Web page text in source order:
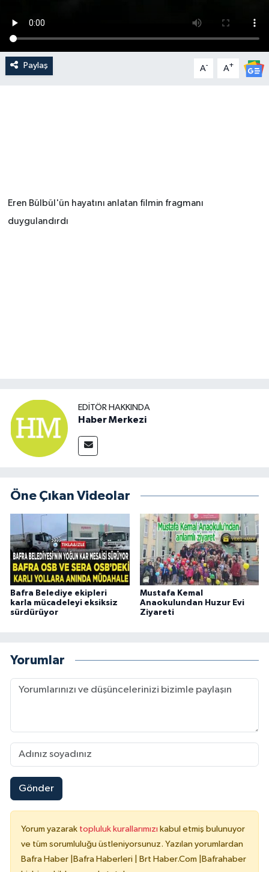
Paylaş A- A+
Eren Bülbül'ün hayatını anlatan filmin fragmanı
duygulandırdı
EDITÖR HAKKINDA
Haber Merkezi
Öne Çıkan Videolar
Bafra Belediye ekipleri
karla mücadeleyi eksiksiz
sürdürüyor
Mustafa Kemal
Anaokulundan Huzur Evi
Ziyareti
Yorumlar
Gönder
Yorum yazarak topluluk kurallarımızı kabul etmiş bulunuyor
ve tüm sorumluluğu üstleniyorsunuz. Yazılan yorumlardan
Bafra Haber |Bafra Haberleri | Brt Haber.Com |Bafrahaber